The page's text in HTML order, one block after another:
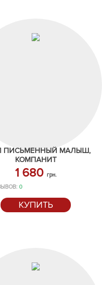
ПИСЬМЕННЫЙ МАЛЫШ,
КОМПАНИТ
1 680 грн.
0
КУПИТЬ